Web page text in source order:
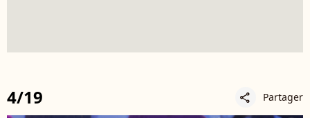
4/19 share Partager